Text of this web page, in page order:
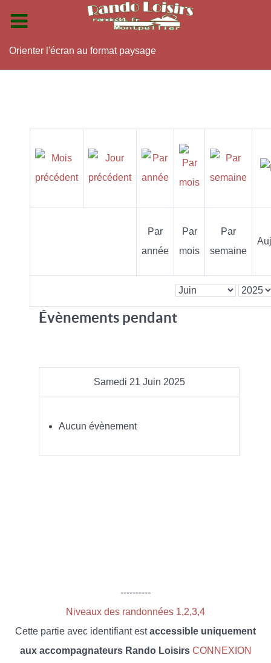
Orienter l'écran au format paysage
Par
année
Par
mois
Par
semaine
Évènements pendant
Samedi 21 Juin 2025
Aucun évènement
----------
Niveaux des randonnées 1,2,3,4
Cette partie avec identifiant estaccessible uniquement
aux accompagnateurs Rando Loisirs CONNEXION